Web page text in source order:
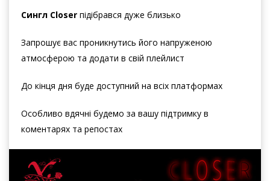
Сингл Closer підібрався дуже близько
Запрошує вас проникнутись його напруженою
атмосферою та додати в свій плейлист
До кінця дня буде доступний на всіх платформах
Особливо вдячні будемо за вашу підтримку в
коментарях та репостах